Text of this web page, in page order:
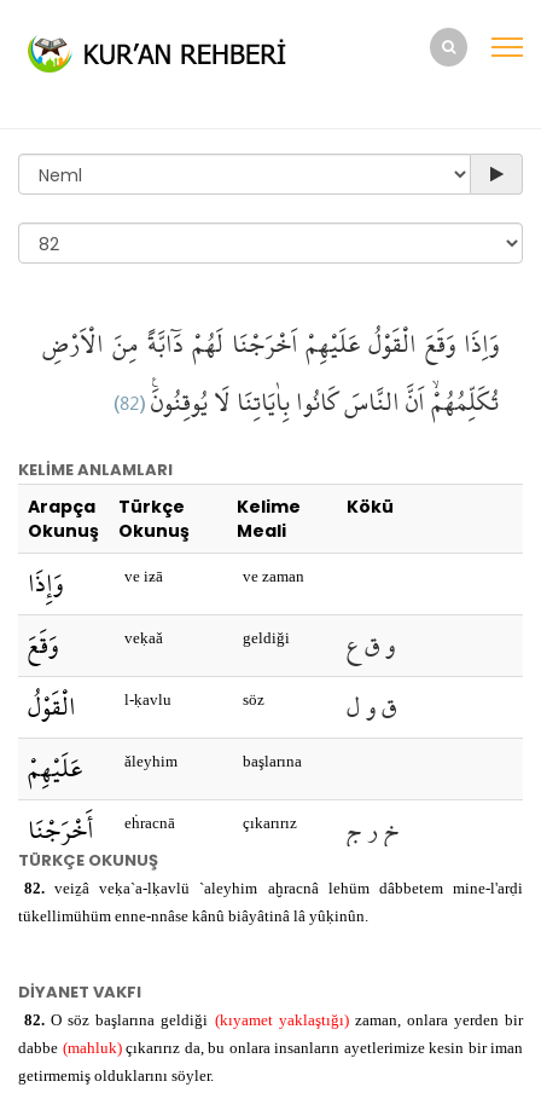
وَاِذَاوَقَعَالْقَوْلُعَلَيْهِمْاَخْرَجْنَالَهُمْدَٓابَّةًمِنَ الْاَرْضِ
تُكَلِّمُهُمْۙاَنَّالنَّاسَكَانُوابِاٰيَاتِنَالَا يُوقِنُونَ۟(82)
KELİME ANLAMLARI
Arapça
Okunuş
Türkçe
Okunuş
Kelime
Meali
Kökü
وَإِذَا ve iƶā ve zaman
وَقَعَ veḳaǎ geldiği
و ق ع
الْقَوْلُ
l-ḳavlu söz
ق و ل
عَلَيْهِمْ
ǎleyhim başlarına
أَخْرَجْنَا eḣracnā çıkarırız
خ ر ج
لَهُمْ
lehum onlara
مِنَ
mine -den
الْأَرْضِ l-erDi
TÜRKÇE OKUNUŞ
82.veiẕâ veḳa`a-lḳavlü `aleyhim aḫracnâ lehüm dâbbetem mine-l'arḍi
tükellimühüm enne-nnâse kânû biâyâtinâ lâ yûḳinûn.
DİYANET VAKFI
82.O söz başlarına geldiği (kıyamet yaklaştığı)zaman, onlara yerden bir
dabbe (mahluk)çıkarırız da, bu onlara insanların ayetlerimize kesin bir iman
getirmemiş olduklarını söyler.